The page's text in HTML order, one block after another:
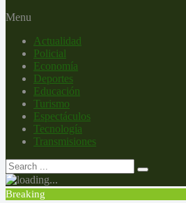
Menu
Actualidad
Policial
Economía
Deportes
Educación
Turismo
Espectáculos
Tecnología
Transmisiones
Breaking